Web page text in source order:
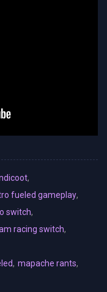
,
fueled gameplay,
switch,
racing switch,
, mapache rants,